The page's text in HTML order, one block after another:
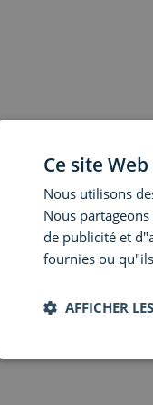
Ce site
Nous utilisons
Nous
de publicité et
fournies ou
AFFICHER